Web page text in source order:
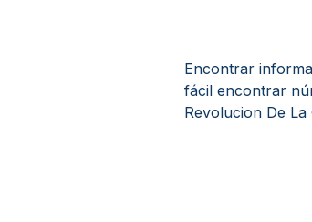
Encontrar
fácil encontrar
Revolucion De